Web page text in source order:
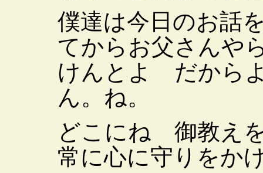
僕達は今日のお話
てからお父さんや
けんとよ だから
ん。ね。
どこにね 御教え
常に心に守りをか